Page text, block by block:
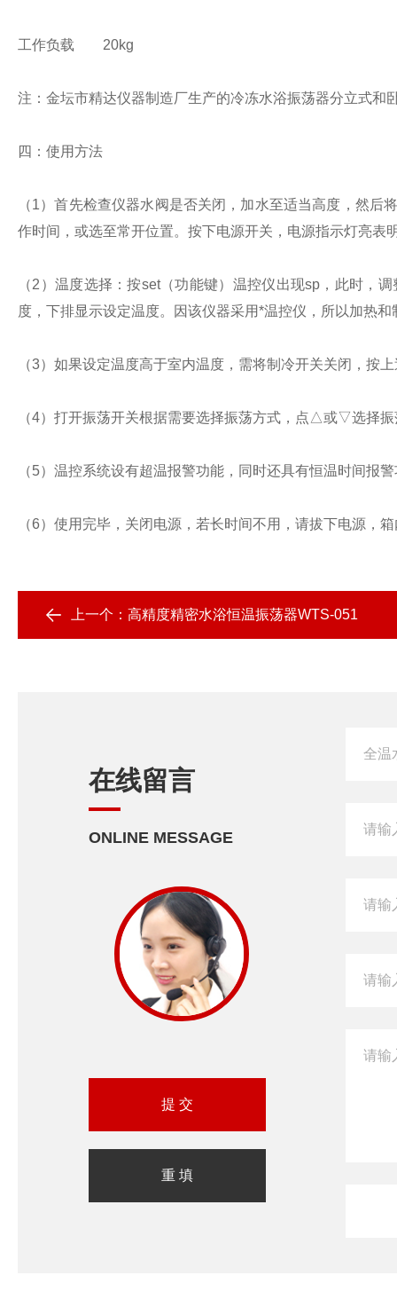
工作负载 20kg
注：金坛市精达仪器制造厂生产的冷冻水浴振荡器分立式和
四：使用方法
（1）首先检查仪器水阀是否关闭，加水至适当高度，然
作时间，或选至常开位置。按下电源开关，电源指示灯亮
（2）温度选择：按set（功能键）温控仪出现sp，此时，
度，下排显示设定温度。因该仪器采用*温控仪，所以加热
（3）如果设定温度高于室内温度，需将制冷开关关闭，按
（4）打开振荡开关根据需要选择振荡方式，点△或▽选择
（5）温控系统设有超温报警功能，同时还具有恒温时间报
（6）使用完毕，关闭电源，若长时间不用，请拔下电源，
上一个： 高精度精密水浴恒温振荡器WTS-051
在线留言
ONLINE MESSAGE